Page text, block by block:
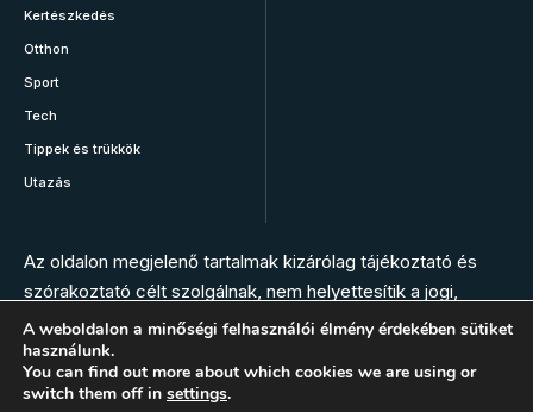
Kertészkedés
Otthon
Sport
Tech
Tippek és trükkök
Utazás
Az oldalon megjelenő tartalmak kizárólag tájékoztató és
szórakoztató célt szolgálnak, nem helyettesítik a jogi,
orvosi, állatorvosi, gyógyszerészi vagy más szakember
tanácsát. Az oldal szerkesztésében nem vesznek részt
szakemberek. Bármilyen panasz, tünet vagy egészségügyi
A weboldalon a minőségi felhasználói élmény érdekében sütiket
használunk.
You can find out more about which cookies we are using or
switch them off in settings.